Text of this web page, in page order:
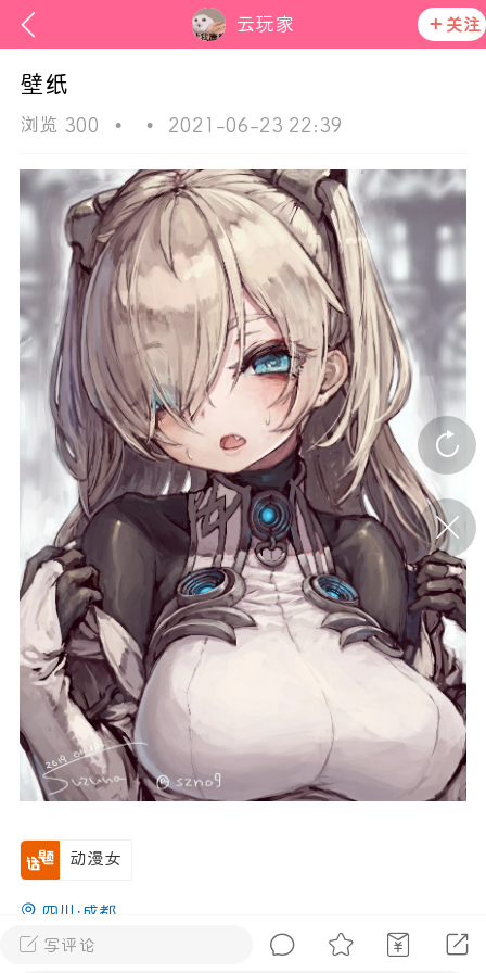
云玩家 关注
ss
区发布非法内容 发现立即永久封号
官方公告
177
P站美图推荐——条纹过膝袜（二）
隐藏 0
P站美图推荐——紫发特辑
P站美图推荐——透视装特辑（二）
写评论
壁纸
浏览 300 • • 2021-06-23 22:39
动漫女
四川·成都